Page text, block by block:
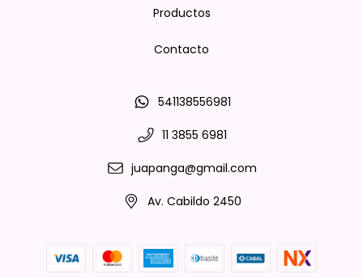
Productos
Contacto
541138556981
11 3855 6981
juapanga@gmail.com
Av. Cabildo 2450